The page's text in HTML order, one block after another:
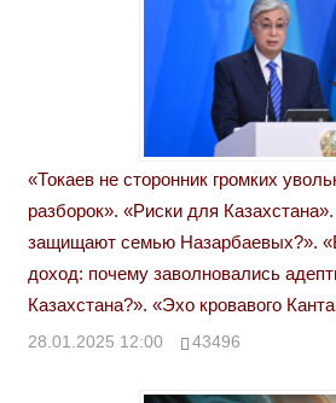
«Токаев не сторонник громких
разборок». «Риски для
защищают семью Назарбаевых?».
доход: почему заволновались
Казахстана?». «Эхо кровавого
28.01.2025 12:00 43496